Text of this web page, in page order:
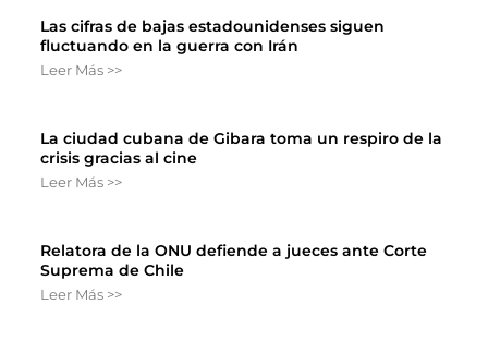
Las cifras de bajas estadounidenses siguen
fluctuando en la guerra con Irán
Leer Más >>
La ciudad cubana de Gibara toma un respiro de la
crisis gracias al cine
Leer Más >>
Relatora de la ONU defiende a jueces ante Corte
Suprema de Chile
Leer Más >>